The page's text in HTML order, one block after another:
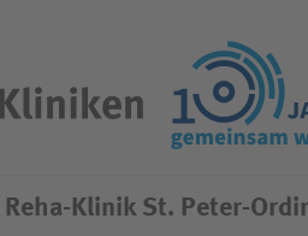
Reha-Klinik St. Peter-